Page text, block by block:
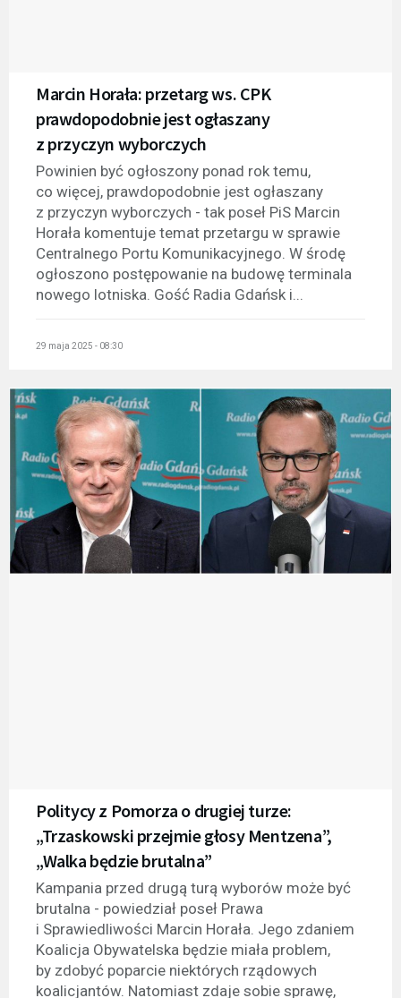
Marcin Horała: przetarg ws. CPK
prawdopodobnie jest ogłaszany
z przyczyn wyborczych
Powinien być ogłoszony ponad rok temu,
co więcej, prawdopodobnie jest ogłaszany
z przyczyn wyborczych - tak poseł PiS Marcin
Horała komentuje temat przetargu w sprawie
Centralnego Portu Komunikacyjnego. W środę
ogłoszono postępowanie na budowę terminala
nowego lotniska. Gość Radia Gdańsk i...
29 maja 2025 - 08:30
Politycy z Pomorza o drugiej turze:
„Trzaskowski przejmie głosy Mentzena”,
„Walka będzie brutalna”
Kampania przed drugą turą wyborów może być
brutalna - powiedział poseł Prawa
i Sprawiedliwości Marcin Horała. Jego zdaniem
Koalicja Obywatelska będzie miała problem,
by zdobyć poparcie niektórych rządowych
koalicjantów. Natomiast zdaje sobie sprawę,